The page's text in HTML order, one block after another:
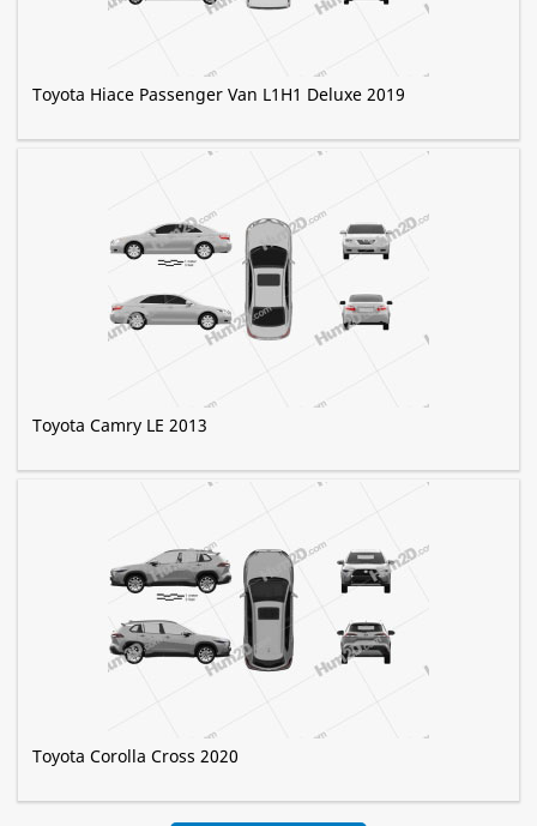
Toyota Hiace Passenger Van L1H1 Deluxe 2019
Toyota Camry LE 2013
Toyota Corolla Cross 2020